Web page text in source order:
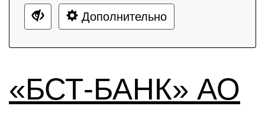
Дополнительно
«БСТ-БАНК» АО